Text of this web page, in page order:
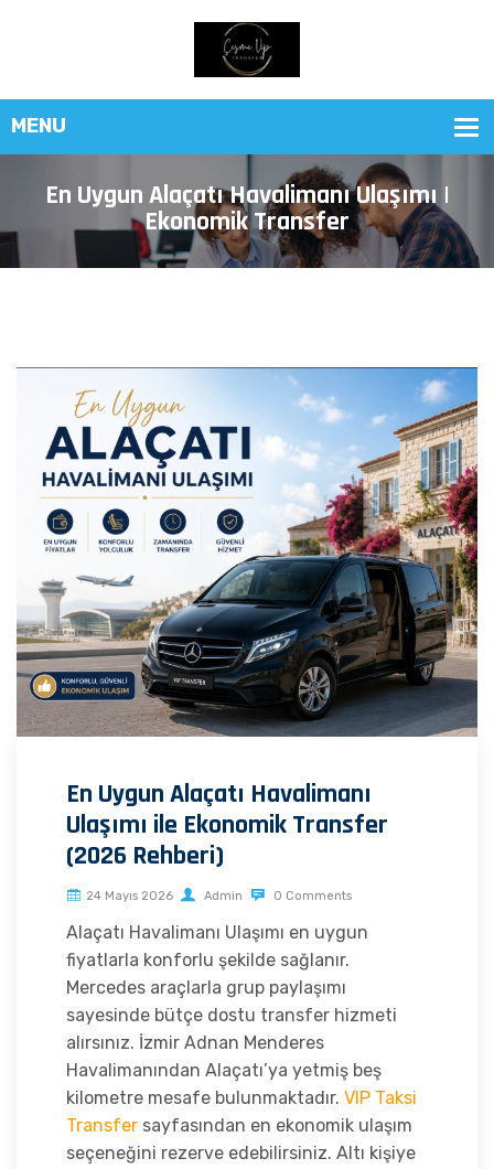
En Uygun Alaçatı Havalimanı Ulaşımı |
Ekonomik Transfer
En Uygun Alaçatı Havalimanı
Ulaşımı ile Ekonomik Transfer
(2026 Rehberi)
24 Mayıs 2026 Admin 0 Comments
Alaçatı Havalimanı Ulaşımı en uygun
fiyatlarla konforlu şekilde sağlanır.
Mercedes araçlarla grup paylaşımı
sayesinde bütçe dostu transfer hizmeti
alırsınız. İzmir Adnan Menderes
Havalimanından Alaçatı’ya yetmiş beş
kilometre mesafe bulunmaktadır. VIP Taksi
Transfer sayfasından en ekonomik ulaşım
seçeneğini rezerve edebilirsiniz. Altı kişiye